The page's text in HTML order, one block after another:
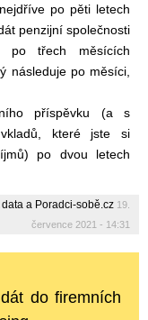
po pěti letech
penzijní společnosti
po třech měsících
následuje po měsíci,
příspěvku (a s
které jste si
po dvou letech
a Poradci-sobě.cz 19.
července 2021 - 14:31
do firemních